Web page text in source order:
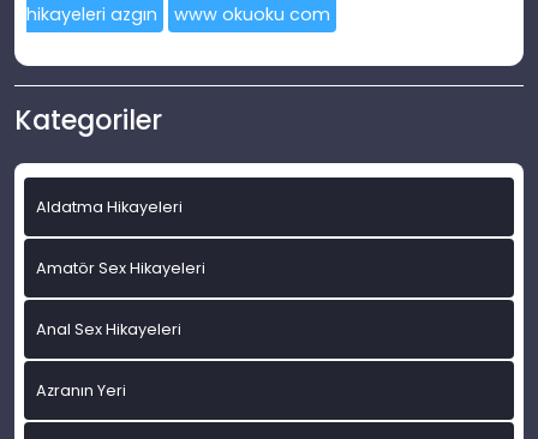
hikayeleri azgın
www okuoku com
Kategoriler
Aldatma Hikayeleri
Amatör Sex Hikayeleri
Anal Sex Hikayeleri
Azranın Yeri